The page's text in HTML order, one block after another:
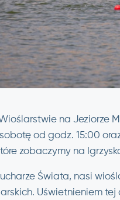
na Jeziorze
od godz. 15:00
zobaczymy na
Świata, nasi
Uświetnieniem